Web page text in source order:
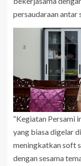
persaudaraan antar
“Kegiatan Persami
yang biasa digelar
meningkatkan soft
dengan sesama